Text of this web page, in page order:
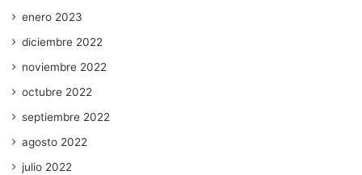
enero 2023
diciembre 2022
noviembre 2022
octubre 2022
septiembre 2022
agosto 2022
julio 2022